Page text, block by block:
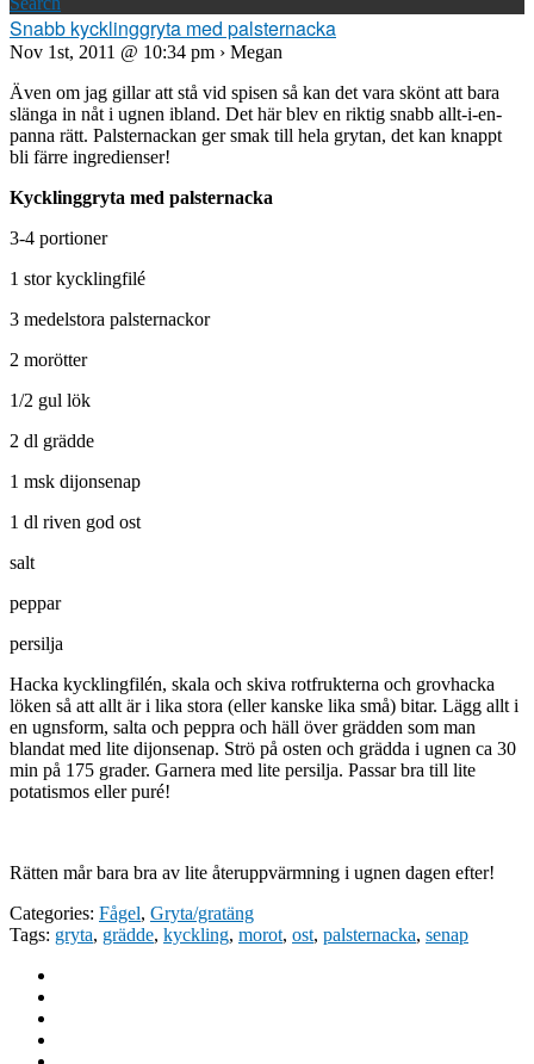
Snabb kycklinggryta med palsternacka
Nov 1st, 2011 @ 10:34 pm › Megan
Även om jag gillar att stå vid spisen så kan det vara skönt att bara
slänga in nåt i ugnen ibland. Det här blev en riktig snabb allt-i-en-
panna rätt. Palsternackan ger smak till hela grytan, det kan knappt
bli färre ingredienser!
Kycklinggryta med palsternacka
3-4 portioner
1 stor kycklingfilé
3 medelstora palsternackor
2 morötter
1/2 gul lök
2 dl grädde
1 msk dijonsenap
1 dl riven god ost
salt
peppar
persilja
Hacka kycklingfilén, skala och skiva rotfrukterna och grovhacka
löken så att allt är i lika stora (eller kanske lika små) bitar. Lägg allt i
en ugnsform, salta och peppra och häll över grädden som man
blandat med lite dijonsenap. Strö på osten och grädda i ugnen ca 30
min på 175 grader. Garnera med lite persilja. Passar bra till lite
potatismos eller puré!
Rätten mår bara bra av lite återuppvärmning i ugnen dagen efter!
Categories: Fågel, Gryta/gratäng
Tags: gryta, grädde, kyckling, morot, ost, palsternacka, senap